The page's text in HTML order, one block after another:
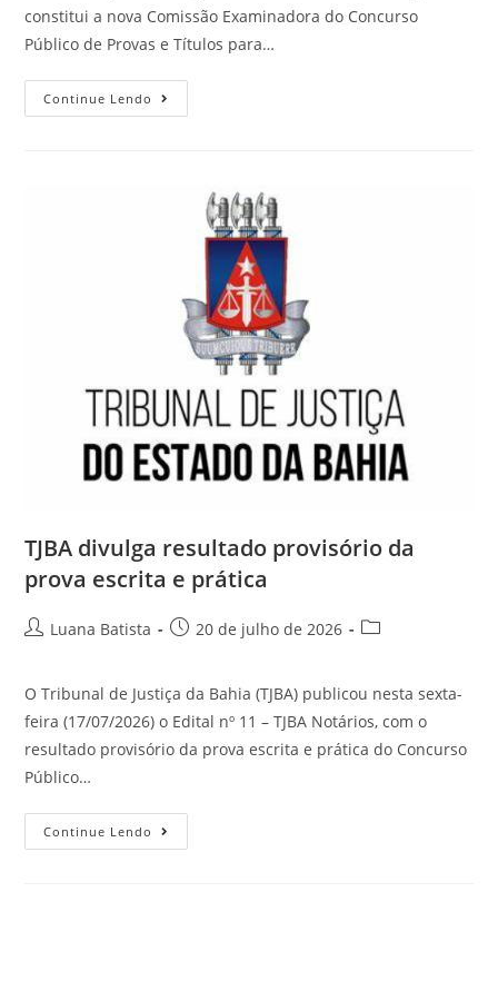
constitui a nova Comissão Examinadora do Concurso
Público de Provas e Títulos para…
Continue Lendo
TJBA divulga resultado provisório da
prova escrita e prática
Luana Batista 20 de julho de 2026
O Tribunal de Justiça da Bahia (TJBA) publicou nesta sexta-
feira (17/07/2026) o Edital nº 11 – TJBA Notários, com o
resultado provisório da prova escrita e prática do Concurso
Público…
Continue Lendo